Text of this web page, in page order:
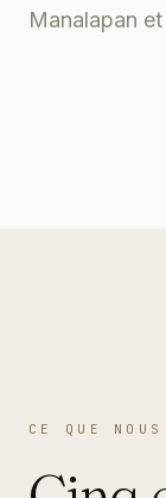
Manalapan
CE QUE